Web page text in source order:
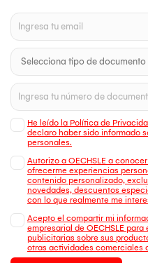
He leído la Política de
declaro haber sido informado
personales.
Autorizo a OECHSLE a
ofrecerme experiencias
contenido personalizado,
novedades, descuentos
con lo que realmente me
Acepto el compartir mi
empresarial de OECHSLE
publicitarias sobre sus
otras actividades comerciales